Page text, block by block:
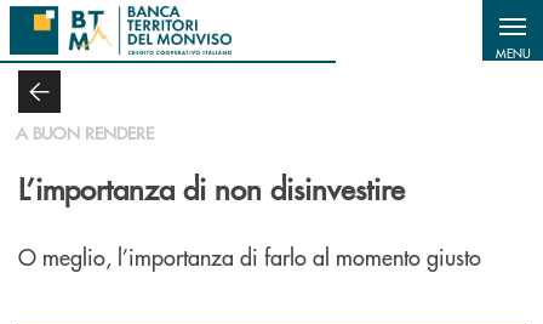
Salta al contenuto principale
MENU
A BUON RENDERE
L’importanza di non disinvestire
O meglio, l’importanza di farlo al momento giusto